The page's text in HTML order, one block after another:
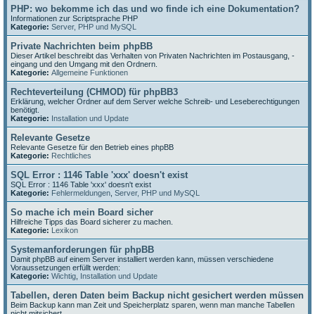
PHP: wo bekomme ich das und wo finde ich eine Dokumentation?
Informationen zur Scriptsprache PHP
Kategorie: Server, PHP und MySQL
Private Nachrichten beim phpBB
Dieser Artikel beschreibt das Verhalten von Privaten Nachrichten im Postausgang, -
eingang und den Umgang mit den Ordnern.
Kategorie: Allgemeine Funktionen
Rechteverteilung (CHMOD) für phpBB3
Erklärung, welcher Ordner auf dem Server welche Schreib- und Leseberechtigungen
benötigt.
Kategorie: Installation und Update
Relevante Gesetze
Relevante Gesetze für den Betrieb eines phpBB
Kategorie: Rechtliches
SQL Error : 1146 Table 'xxx' doesn't exist
SQL Error : 1146 Table 'xxx' doesn't exist
Kategorie: Fehlermeldungen Server, PHP und MySQL
So mache ich mein Board sicher
Hilfreiche Tipps das Board sicherer zu machen.
Kategorie: Lexikon
Systemanforderungen für phpBB
Damit phpBB auf einem Server installiert werden kann, müssen verschiedene
Voraussetzungen erfüllt werden:
Kategorie: Wichtig Installation und Update
Tabellen, deren Daten beim Backup nicht gesichert werden müssen
Beim Backup kann man Zeit und Speicherplatz sparen, wenn man manche Tabellen